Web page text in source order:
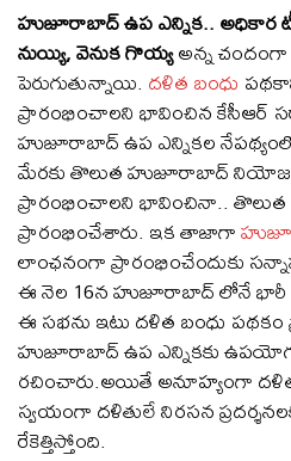
హుజూరాబాద్ ఉప ఎన్నిక‌.. అధికార
నుయ్యి, వెనుక గొయ్యఅన్న
పెరుగుతున్నాయి. ద‌ళిత బంధు
ప్రారంభించాల‌ని భావించిన కేసీఆర్
హుజూరాబాద్ ఉప ఎన్నిక‌ల
మేర‌కు తొలుత హుజూరాబాద్
ప్రారంభించాల‌ని భావించినా..
ప్రారంభించేశారు. ఇక తాజాగా
లాంఛ‌నంగా ప్రారంభించేందుకు
ఈ నెల 16న హుజూరాబాద్ లోనే భారీ
ఈ స‌భ‌ను ఇటు ద‌ళిత బంధు
హుజూరాబాద్ ఉప ఎన్నికకు
ర‌చించారు.అయితే అనూహ్యంగా
స్వ‌యంగా ద‌ళితులే నిర‌స‌న
రేకెత్తిస్తోంది.